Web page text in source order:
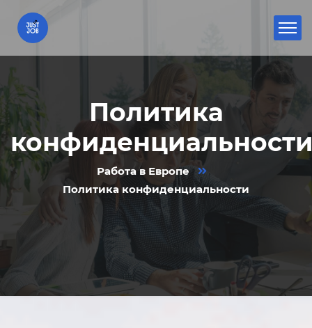
Политика
Работа в Европе
Политика конфиденциальности